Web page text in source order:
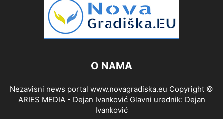
O NAMA
Nezavisni news portal www.novagradiska.eu Copyright ©
ARIES MEDIA - Dejan Ivanković Glavni urednik: Dejan
Ivanković